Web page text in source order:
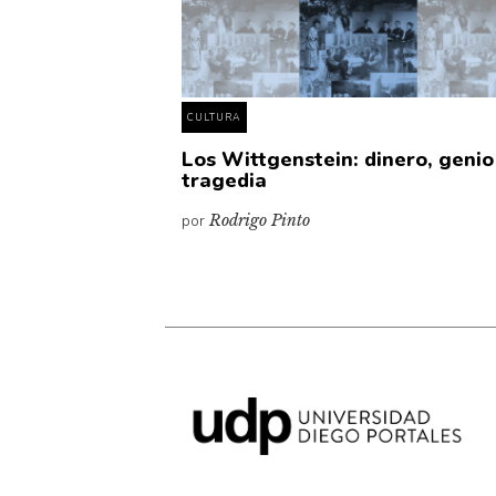
CULTURA
Los Wittgenstein: dinero,
tragedia
porRodrigo Pinto